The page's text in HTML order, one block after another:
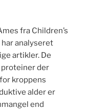
fra Children’s
analyseret
artikler. De
der
kroppens
alder er
end